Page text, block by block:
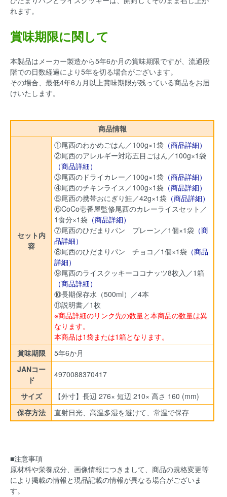
れます。
賞味期限に関して
本製品はメーカー製造から5年6か月の賞味期限ですが、流通段
階での日数経過により5年を切る場合がございます。
その場合、最低4年6カ月以上賞味期限が残っている商品をお届
けいたします。
商品情報
セット内
容
①尾西のわかめごはん／100g×1袋 （商品詳細）
②尾西のアレルギー対応五目ごはん／100g×1袋
（商品詳細）
③尾西のドライカレー／100g×1袋 （商品詳細）
④尾西のチキンライス／100g×1袋 （商品詳細）
⑤尾西の携帯おにぎり鮭／42g×1袋 （商品詳細）
⑥CoCo壱番屋監修尾西のカレーライスセット／
1食分×1袋 （商品詳細）
⑦尾西のひだまりパン プレーン／1個×1袋 （商
品詳細）
⑧尾西のひだまりパン チョコ／1個×1袋 （商品
詳細）
⑨尾西のライスクッキーココナッツ8枚入／1箱
（商品詳細）
⑩長期保存水（500ml）／4本
⑪説明書／1枚
※商品詳細のリンク先の数量と本商品の数量は異
なります。
本商品は1袋または1箱となります。
賞味期限
5年6か月
JANコー
ド
4970088370417
サイズ
【外寸】長辺 276× 短辺 210× 高さ 160 (mm)
保存方法
直射日光、高温多湿を避けて、常温で保存
■注意事項
原材料や栄養成分、画像情報につきまして、商品の規格変更等
により掲載の情報と現品記載の情報が異なる場合がございま
す。